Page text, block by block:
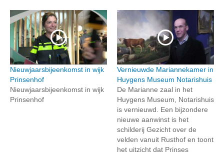
Nieuwjaarsbijeenkomst in wijk
Prinsenhof
Nieuwjaarsbijeenkomst in wijk
Prinsenhof
Vernieuwde Mariannekamer in
Huygens Museum Notarishuis
De Marianne zaal in het
Huygens Museum, Notarishuis
is vernieuwd. Een bijzondere
nieuwe aanwinst is het
schilderij Gezicht over de
velden vanuit Rusthof en toont
het uitzicht dat Prinses